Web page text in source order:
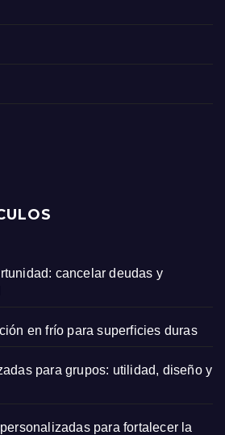
cancelar deudas y
en frío para superficies duras
para grupos: utilidad, diseño y
para fortalecer la